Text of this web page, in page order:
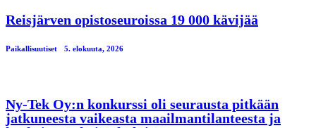
Reisjärven opistoseuroissa 19 000 kävijää
Paikallisuutiset 5. elokuuta, 2026
Ny-Tek Oy:n konkurssi oli seurausta pitkään
jatkuneesta vaikeasta maailmantilanteesta ja